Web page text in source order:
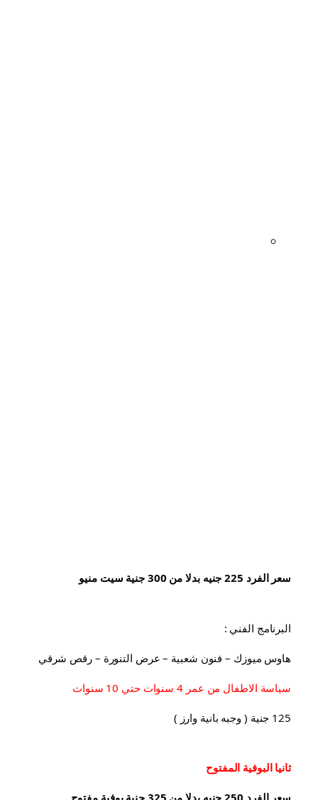
سعر الفرد 225 جنيه بدلا من 300 جنية سيت منيو
البرنامج الفني :
هاوس ميوزك – فنون شعبية – عرض التنورة – رقص شرقي
سياسة الاطفال من عمر 4 سنوات حتي 10 سنوات
125 جنية ( وجبه بانية وارز )
ثانيا البوفية المفتوح
سعر الفرد 250 جنيه بدلا من 325 جنية بوفية مفتوح